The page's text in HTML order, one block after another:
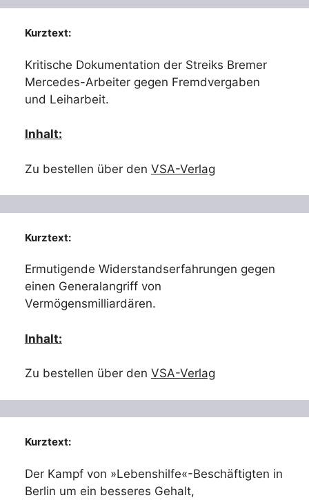
Kurztext:
Kritische Dokumentation der Streiks Bremer
Mercedes-Arbeiter gegen Fremdvergaben
und Leiharbeit.
Inhalt:
Zu bestellen über den VSA-Verlag
Kurztext:
Ermutigende Widerstandserfahrungen gegen
einen Generalangriff von
Vermögensmilliardären.
Inhalt:
Zu bestellen über den VSA-Verlag
Kurztext:
Der Kampf von »Lebenshilfe«-Beschäftigten in
Berlin um ein besseres Gehalt,